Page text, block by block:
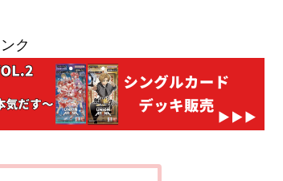
ク